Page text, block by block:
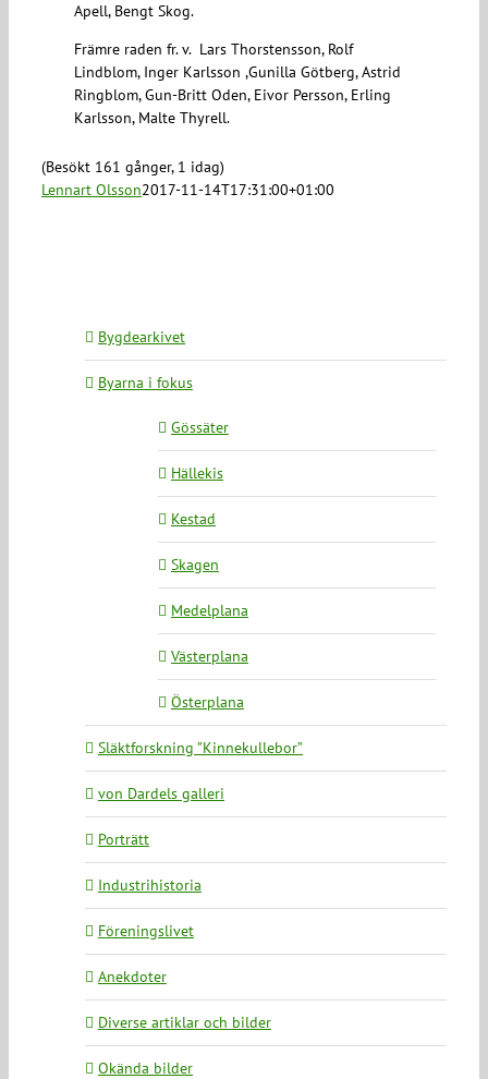
Apell, Bengt Skog.
Främre raden fr. v. Lars Thorstensson, Rolf
Lindblom, Inger Karlsson ,Gunilla Götberg, Astrid
Ringblom, Gun-Britt Oden, Eivor Persson, Erling
Karlsson, Malte Thyrell.
(Besökt 161 gånger, 1 idag)
Lennart Olsson2017-11-14T17:31:00+01:00
Bygdearkivet
Byarna i fokus
Gössäter
Hällekis
Kestad
Skagen
Medelplana
Västerplana
Österplana
Släktforskning ”Kinnekullebor”
von Dardels galleri
Porträtt
Industrihistoria
Föreningslivet
Anekdoter
Diverse artiklar och bilder
Okända bilder